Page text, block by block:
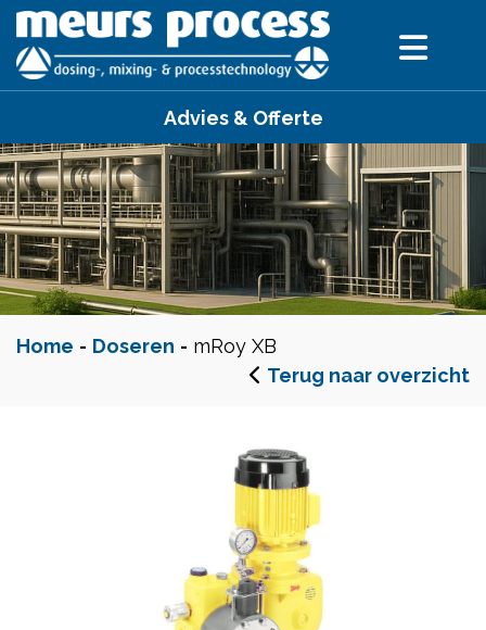
Advies & Offerte
Home - Doseren - mRoy XB
Terug naar overzicht